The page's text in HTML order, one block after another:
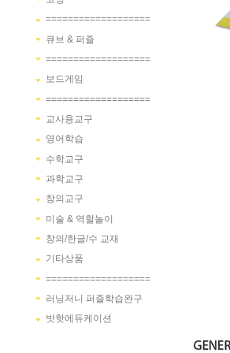
===================
큐브 & 퍼즐
===================
보드게임
===================
교사용교구
영어학습
수학교구
과학교구
창의교구
미술 & 역할놀이
창의/한글/수 교재
기타상품
===================
러닝저니 퍼즐학습완구
밧핫에듀케이션